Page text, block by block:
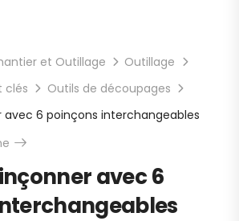
et Outillage
Outillage
clés
Outils de découpages
avec 6 poinçons interchangeables
avec 6